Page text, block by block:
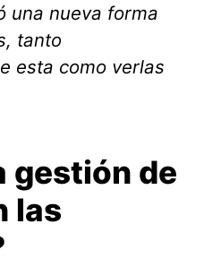
una nueva forma
tanto
esta como verlas
gestión de
las